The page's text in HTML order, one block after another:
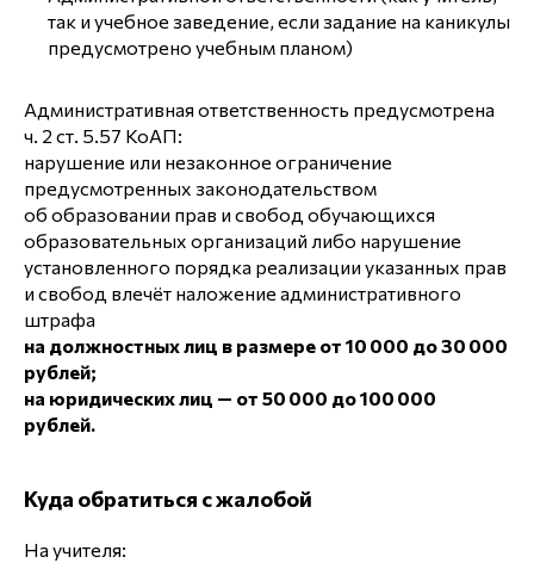
так и учебное заведение, если задание на каникулы
предусмотрено учебным планом)
Административная ответственность предусмотрена
ч. 2 ст. 5.57 КоАП:
нарушение или незаконное ограничение
предусмотренных законодательством
об образовании прав и свобод обучающихся
образовательных организаций либо нарушение
установленного порядка реализации указанных прав
и свобод влечёт наложение административного
штрафа
на должностных лиц в размере от 10 000 до 30 000
рублей;
на юридических лиц — от 50 000 до 100 000
рублей.
Куда обратиться с жалобой
На учителя: